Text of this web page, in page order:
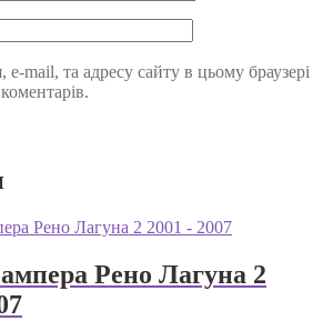
e-mail, та адресу сайту в цьому браузері
Рено Лагуна 2